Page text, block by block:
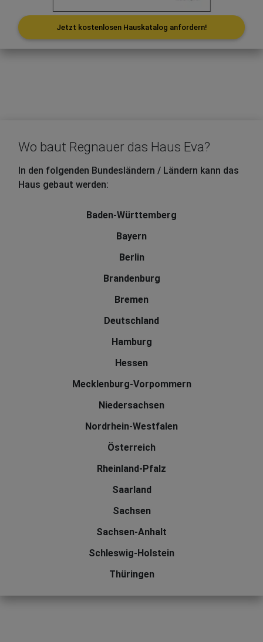
Jetzt kostenlosen Hauskatalog anfordern!
Wo baut Regnauer das Haus Eva?
In den folgenden Bundesländern / Ländern kann das
Haus gebaut werden:
Baden-Württemberg
Bayern
Berlin
Brandenburg
Bremen
Deutschland
Hamburg
Hessen
Mecklenburg-Vorpommern
Niedersachsen
Nordrhein-Westfalen
Österreich
Rheinland-Pfalz
Saarland
Sachsen
Sachsen-Anhalt
Schleswig-Holstein
Thüringen